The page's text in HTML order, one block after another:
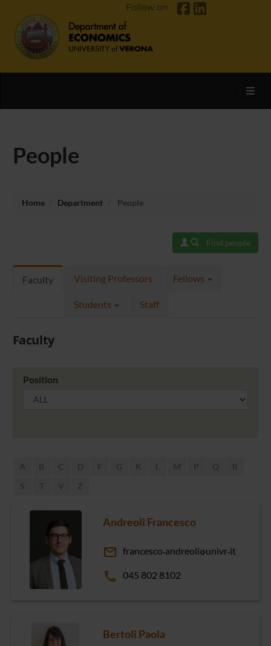
Follow on
People
Home Department People
Find people
Faculty Visiting Professors Fellows
Students Staff
Faculty
Position
Andreoli Francesco
email francesco andreoli univr it
phone 045 802 8102
Bertoli Paola